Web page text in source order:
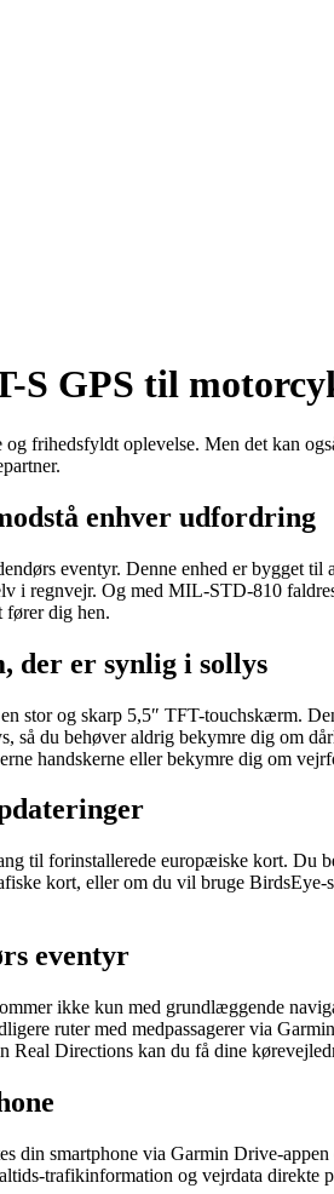
S GPS til
frihedsfyldt oplevelse. Men det kan
enhver udfordring
eventyr. Denne enhed er bygget
i regnvejr. Og med MIL-STD-810
fører dig hen.
der er synlig i sollys
stor og skarp 5,5″ TFT-touchskærm.
så du behøver aldrig bekymre dig om
handskerne eller bekymre dig om
til forinstallerede europæiske kort. Du
kort, eller om du vil bruge
eventyr
ikke kun med grundlæggende
ruter med medpassagerer via
Real Directions kan du få dine
din smartphone via Garmin Drive-
trafikinformation og vejrdata